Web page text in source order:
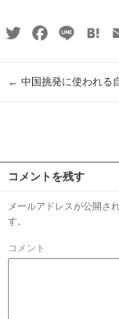
TwitterFacebook
Line
← 中国挑発に使われる
コメントを残す
メールアドレスが公開さ
す。
コメント